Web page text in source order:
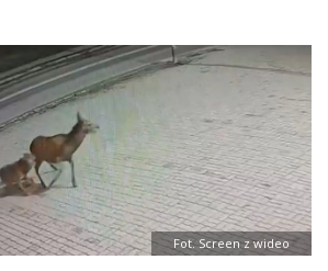
Fot. Screen z wideo